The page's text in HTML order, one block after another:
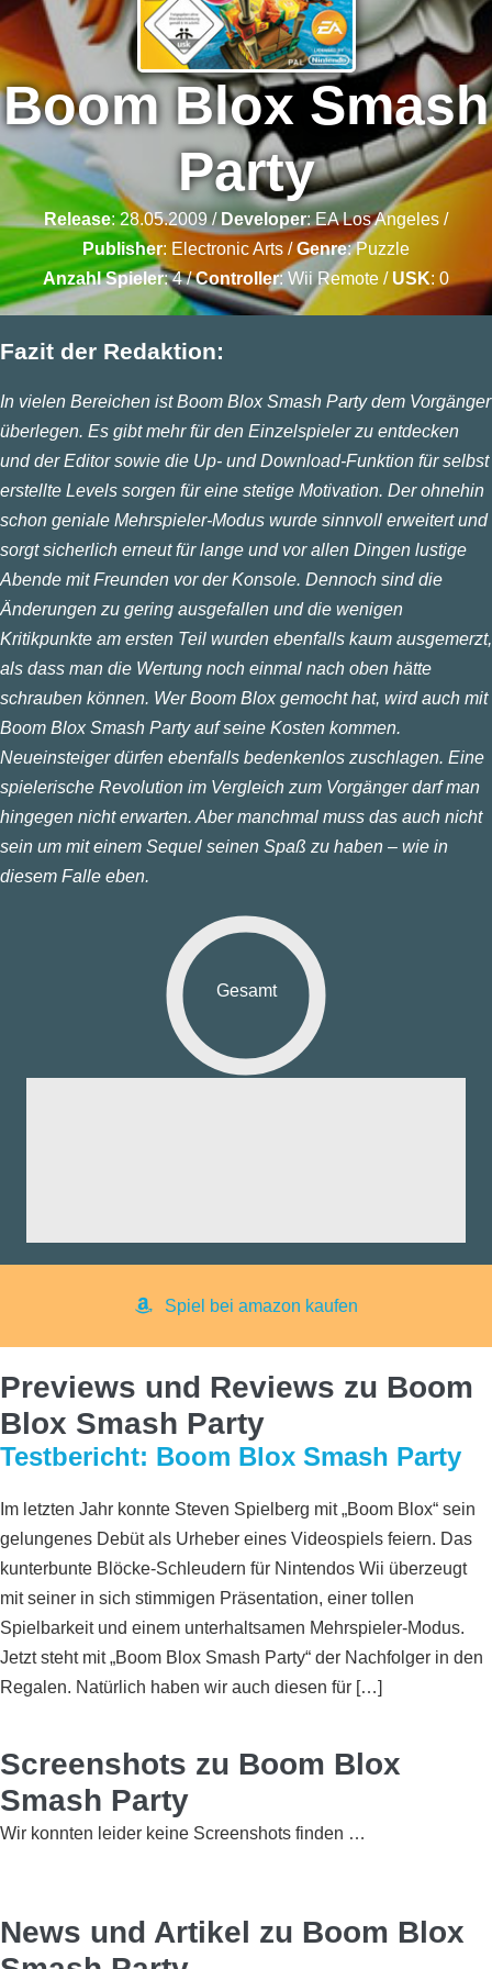
Boom Blox Smash
Party
Release: 28.05.2009 / Developer:EA Los Angeles /
Publisher: Electronic Arts /Genre:Puzzle
Anzahl Spieler: 4 /Controller: Wii Remote / USK: 0
Fazit der Redaktion:
In vielen Bereichen ist Boom Blox Smash Party dem Vorgänger
überlegen. Es gibt mehr für den Einzelspieler zu entdecken
und der Editor sowie die Up- und Download-Funktion für selbst
erstellte Levels sorgen für eine stetige Motivation. Der ohnehin
schon geniale Mehrspieler-Modus wurde sinnvoll erweitert und
sorgt sicherlich erneut für lange und vor allen Dingen lustige
Abende mit Freunden vor der Konsole. Dennoch sind die
Änderungen zu gering ausgefallen und die wenigen
Kritikpunkte am ersten Teil wurden ebenfalls kaum ausgemerzt,
als dass man die Wertung noch einmal nach oben hätte
schrauben können. Wer Boom Blox gemocht hat, wird auch mit
Boom Blox Smash Party auf seine Kosten kommen.
Neueinsteiger dürfen ebenfalls bedenkenlos zuschlagen. Eine
spielerische Revolution im Vergleich zum Vorgänger darf man
hingegen nicht erwarten. Aber manchmal muss das auch nicht
sein um mit einem Sequel seinen Spaß zu haben – wie in
diesem Falle eben.
Gesamt
Spiel bei amazon kaufen
Previews und Reviews zu Boom
Blox Smash Party
Testbericht: Boom Blox Smash Party
Im letzten Jahr konnte Steven Spielberg mit „Boom Blox“ sein
gelungenes Debüt als Urheber eines Videospiels feiern. Das
kunterbunte Blöcke-Schleudern für Nintendos Wii überzeugt
mit seiner in sich stimmigen Präsentation, einer tollen
Spielbarkeit und einem unterhaltsamen Mehrspieler-Modus.
Jetzt steht mit „Boom Blox Smash Party“ der Nachfolger in den
Regalen. Natürlich haben wir auch diesen für […]
Screenshots zu Boom Blox
Smash Party
Wir konnten leider keine Screenshots finden …
News und Artikel zu Boom Blox